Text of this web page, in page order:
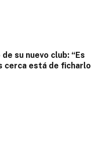
su nuevo club: “Es
cerca está de ficharlo